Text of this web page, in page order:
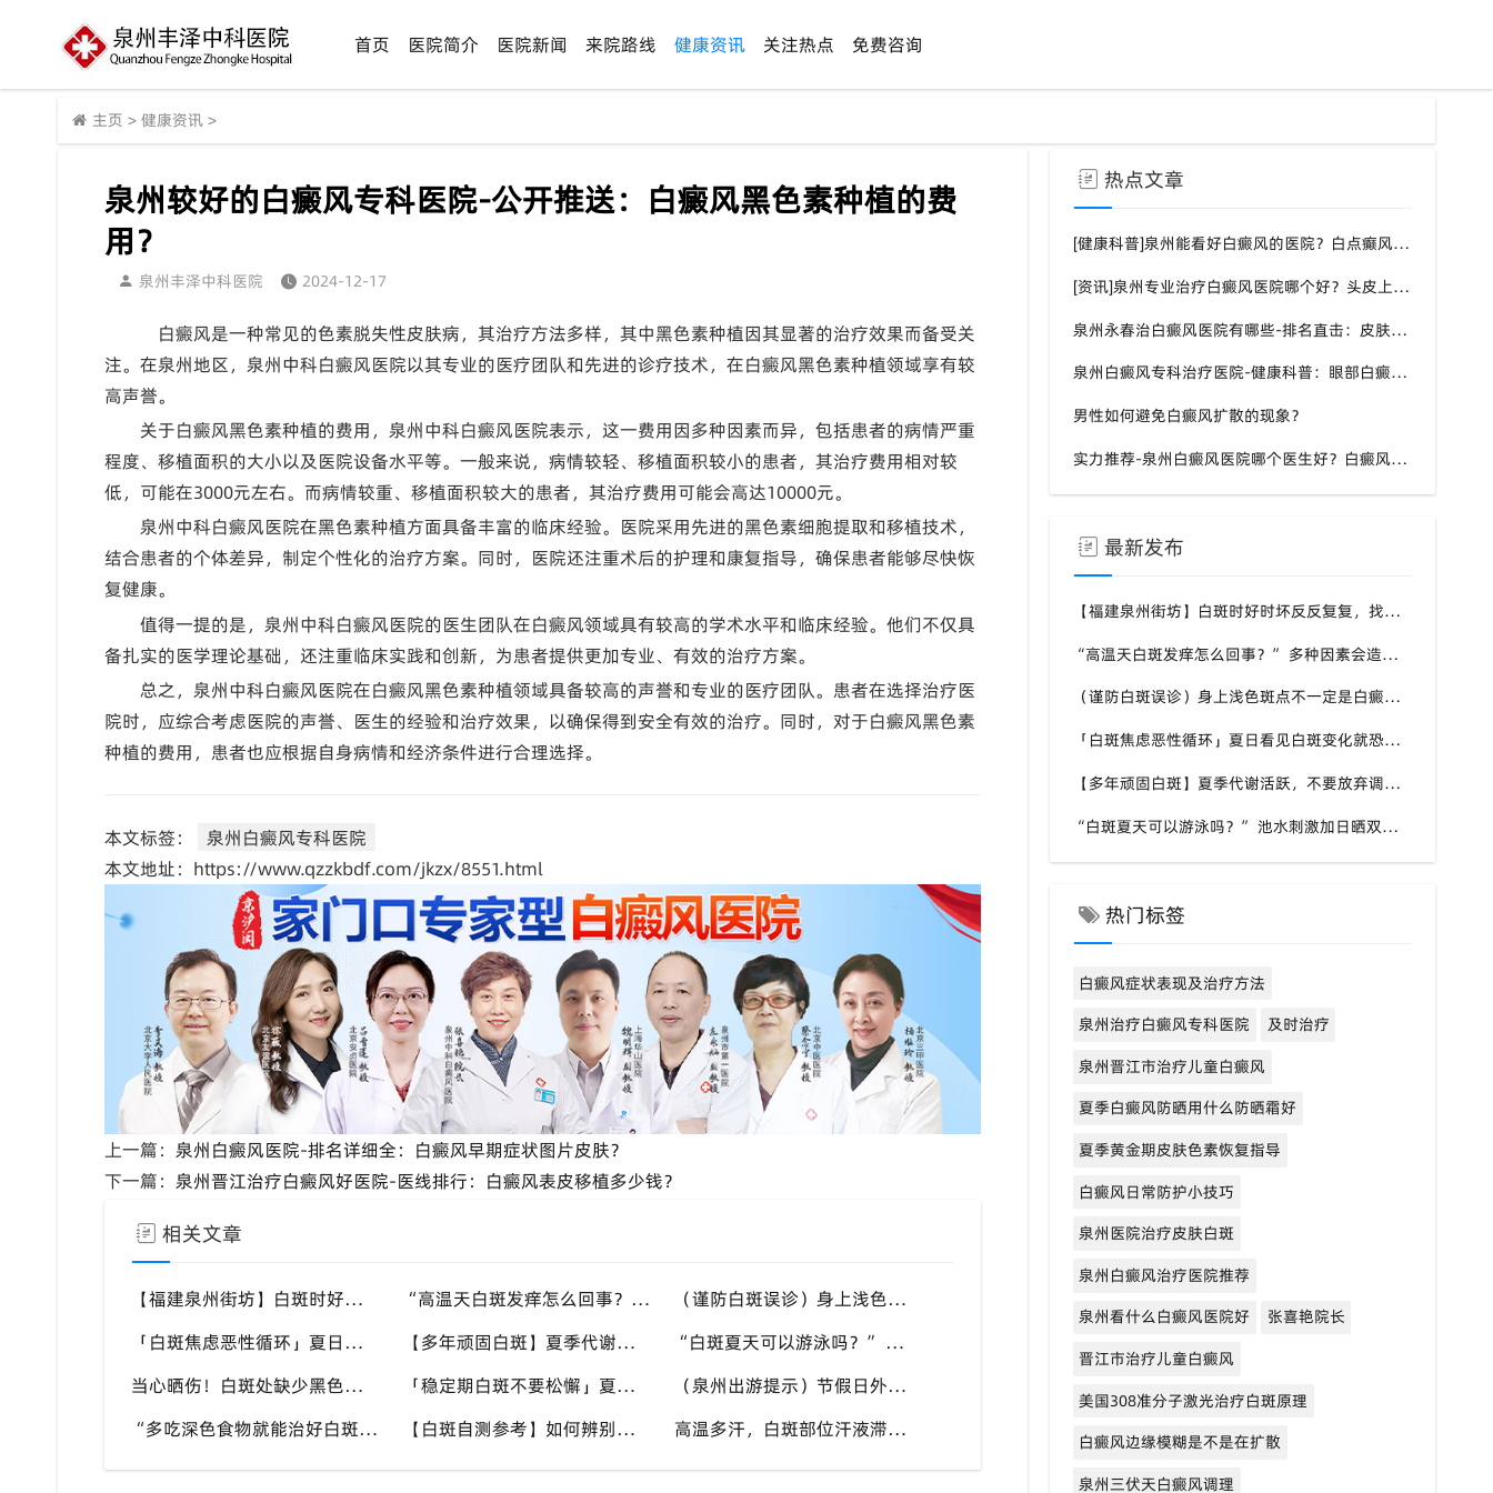
首页 医院简介 医院新闻 来院路线 健康资讯 关注热点 免费咨询
主页 > 健康资讯 >
泉州较好的白癜风专科医院-公开推送：白癜风黑色素种植的费
用？
泉州丰泽中科医院 2024-12-17
白癜风是一种常见的色素脱失性皮肤病，其治疗方法多样，其中黑色素种植因其显著的治疗效果而备受关
注。在泉州地区，泉州中科白癜风医院以其专业的医疗团队和先进的诊疗技术，在白癜风黑色素种植领域享有较
高声誉。
关于白癜风黑色素种植的费用，泉州中科白癜风医院表示，这一费用因多种因素而异，包括患者的病情严重
程度、移植面积的大小以及医院设备水平等。一般来说，病情较轻、移植面积较小的患者，其治疗费用相对较
低，可能在3000元左右。而病情较重、移植面积较大的患者，其治疗费用可能会高达10000元。
泉州中科白癜风医院在黑色素种植方面具备丰富的临床经验。医院采用先进的黑色素细胞提取和移植技术，
结合患者的个体差异，制定个性化的治疗方案。同时，医院还注重术后的护理和康复指导，确保患者能够尽快恢
复健康。
值得一提的是，泉州中科白癜风医院的医生团队在白癜风领域具有较高的学术水平和临床经验。他们不仅具
备扎实的医学理论基础，还注重临床实践和创新，为患者提供更加专业、有效的治疗方案。
总之，泉州中科白癜风医院在白癜风黑色素种植领域具备较高的声誉和专业的医疗团队。患者在选择治疗医
院时，应综合考虑医院的声誉、医生的经验和治疗效果，以确保得到安全有效的治疗。同时，对于白癜风黑色素
种植的费用，患者也应根据自身病情和经济条件进行合理选择。
本文标签：
泉州白癜风专科医院
本文地址：https://www.qzzkbdf.com/jkzx/8551.html
上一篇： 泉州白癜风医院-排名详细全：白癜风早期症状图片皮肤？
下一篇： 泉州晋江治疗白癜风好医院-医线排行：白癜风表皮移植多少钱？
相关文章
【福建泉州街坊】白斑时好时坏反反复复，找不准诱因，泉州中科白癜风医院帮梳理夏季白斑波动各类诱因 “高温天白斑发痒怎么回事？” 多种因素会造成白斑处瘙痒，泉州中科白癜风医院讲解白斑发痒的处理方式
（谨防白斑误诊）身上浅色斑点不一定是白癜风，盲目用药危害皮肤，泉州中科白癜风医院建议先明确白斑类型
「白斑焦虑恶性循环」夏日看见白斑变化就恐慌，负面情绪反加重病情，泉州中科白癜风医院呼吁放平心态应对
【多年顽固白斑】夏季代谢活跃，不要放弃调理机会，泉州中科白癜风医院建议结合自身情况定制改善思路
“白斑夏天可以游泳吗？” 池水刺激加日晒双重考验，泉州中科白癜风医院告知白癜风人群游泳防护要点
当心晒伤！白斑处缺少黑色素保护，晒伤后极易扩大，泉州中科白癜风医院教白癜风患者科学抵御日晒
「稳定期白斑不要松懈」夏秋气候多变，很多患者白斑再度活跃，泉州中科白癜风医院定期复查很重要
（泉州出游提示）节假日外出，白癜风患者备好防晒用品，泉州中科白癜风医院避开白斑扩散各类诱因
“多吃深色食物就能治好白斑？” 认知存在偏差，泉州中科白癜风医院科普白癜风营养补充正确方式
【白斑自测参考】如何辨别白癜风与汗斑？夏秋汗斑高发易混淆，泉州中科白癜风医院专业鉴别白斑类型 高温多汗，白斑部位汗液滞留危害大，泉州中科白癜风医院提醒白癜风患者出汗后及时清洁肌肤
热点文章
[健康科普]泉州能看好白癜风的医院？白点癫风需要注意什么饮食？
[资讯]泉州专业治疗白癜风医院哪个好？头皮上有一块白色厚厚的头皮？
泉州永春治白癜风医院有哪些-排名直击：皮肤白斑是什么原因导致的？
泉州白癜风专科治疗医院-健康科普：眼部白癜风症状？
男性如何避免白癜风扩散的现象？
实力推荐-泉州白癜风医院哪个医生好？白癜风症状表现都有什么？
最新发布
【福建泉州街坊】白斑时好时坏反反复复，找不准诱因，泉州中科白癜风医院帮梳理夏季白斑波动各类诱因
“高温天白斑发痒怎么回事？” 多种因素会造成白斑处瘙痒，泉州中科白癜风医院讲解白斑发痒的处理方式
（谨防白斑误诊）身上浅色斑点不一定是白癜风，盲目用药危害皮肤，泉州中科白癜风医院建议先明确白斑类型
「白斑焦虑恶性循环」夏日看见白斑变化就恐慌，负面情绪反加重病情，泉州中科白癜风医院呼吁放平心态应对
【多年顽固白斑】夏季代谢活跃，不要放弃调理机会，泉州中科白癜风医院建议结合自身情况定制改善思路
“白斑夏天可以游泳吗？” 池水刺激加日晒双重考验，泉州中科白癜风医院告知白癜风人群游泳防护要点
热门标签
白癜风症状表现及治疗方法
泉州治疗白癜风专科医院
及时治疗
泉州晋江市治疗儿童白癜风
夏季白癜风防晒用什么防晒霜好
夏季黄金期皮肤色素恢复指导
白癜风日常防护小技巧
泉州医院治疗皮肤白斑
泉州白癜风治疗医院推荐
泉州看什么白癜风医院好
张喜艳院长
晋江市治疗儿童白癜风
美国308准分子激光治疗白斑原理
白癜风边缘模糊是不是在扩散
泉州三伏天白癜风调理